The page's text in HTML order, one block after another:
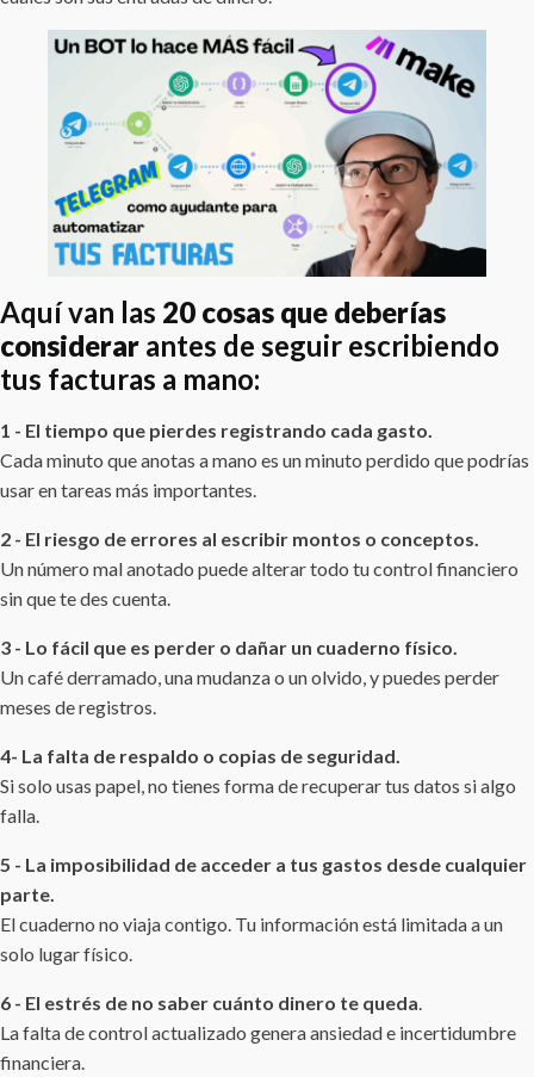
Aquí van las 20 cosas que deberías
considerar antes de seguir escribiendo
tus facturas a mano:
1 - El tiempo que pierdes registrando cada gasto.
Cada minuto que anotas a mano es un minuto perdido que podrías
usar en tareas más importantes.
2 - El riesgo de errores al escribir montos o conceptos.
Un número mal anotado puede alterar todo tu control financiero
sin que te des cuenta.
3 - Lo fácil que es perder o dañar un cuaderno físico.
Un café derramado, una mudanza o un olvido, y puedes perder
meses de registros.
4- La falta de respaldo o copias de seguridad.
Si solo usas papel, no tienes forma de recuperar tus datos si algo
falla.
5 - La imposibilidad de acceder a tus gastos desde cualquier
parte.
El cuaderno no viaja contigo. Tu información está limitada a un
solo lugar físico.
6 - El estrés de no saber cuánto dinero te queda.
La falta de control actualizado genera ansiedad e incertidumbre
financiera.